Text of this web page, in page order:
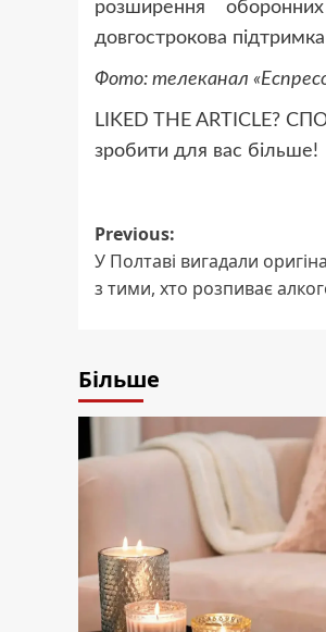
розширення
довгострокова підтримка
Фото: телеканал
LIKED THE ARTICLE?
зробити для вас більше!
Post
navigation
Previous:
У Полтаві вигадали
з тими, хто розпиває
Більше